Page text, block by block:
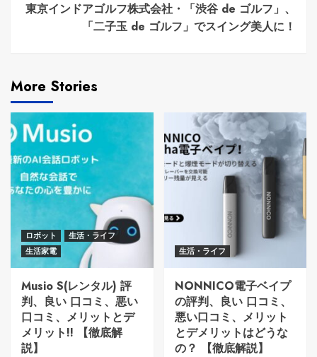
東京インドアゴルフ株式会社・「渋谷 de ゴルフ」、
「二子玉 de ゴルフ」でスイング美人に！
More Stories
ロボット
生活・ライフ
生活家電
Musio S(レンタル) 評
判、良い 口コミ、悪い
口コミ、メリットとデ
メリット!! 【徹底解
説】
生活・ライフ
NONNICO電子ベイプ
の評判、良い 口コミ、
悪い口コミ、メリット
とデメリットはどうな
の？ 【徹底解説】